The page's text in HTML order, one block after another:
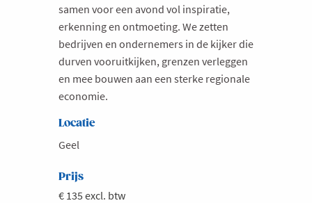
samen voor een avond vol inspiratie,
erkenning en ontmoeting. We zetten
bedrijven en ondernemers in de kijker die
durven vooruitkijken, grenzen verleggen
en mee bouwen aan een sterke regionale
economie.
Locatie
Geel
Prijs
€ 135 excl. btw